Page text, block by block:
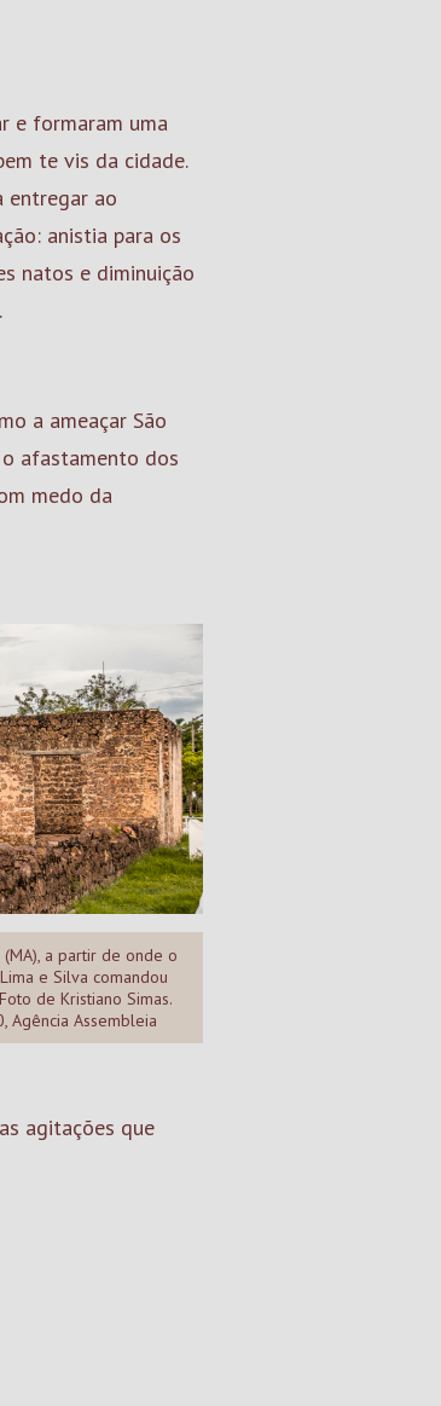
e formaram uma
te vis da cidade.
entregar ao
anistia para os
natos e diminuição
a ameaçar São
afastamento dos
medo da
a partir de onde o
e Silva comandou
de Kristiano Simas.
Agência Assembleia
agitações que